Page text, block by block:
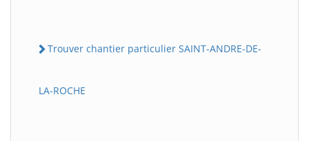
Trouver chantier particulier SAINT-ANDRE-DE-
LA-ROCHE